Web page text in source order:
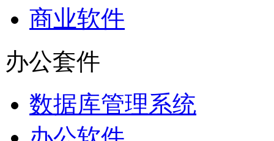
商业软件
办公套件
数据库管理系统